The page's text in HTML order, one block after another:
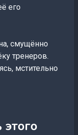
его
смущённо
тренеров.
мстительно